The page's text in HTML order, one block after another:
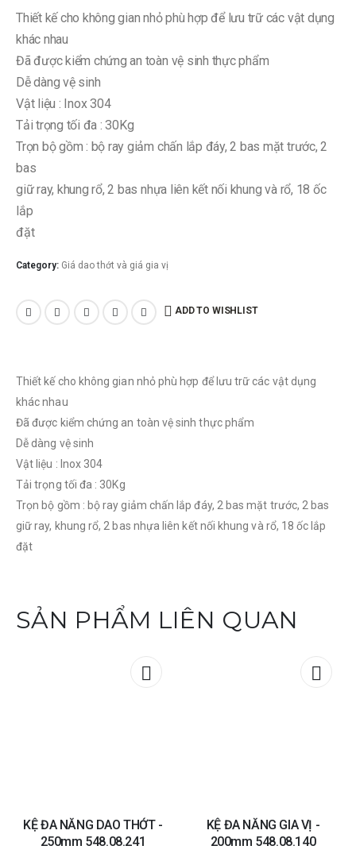
Thiết kế cho không gian nhỏ phù hợp để lưu trữ các vật dụng
khác nhau
Đã được kiểm chứng an toàn vệ sinh thực phẩm
Dễ dàng vệ sinh
Vật liệu : Inox 304
Tải trọng tối đa : 30Kg
Trọn bộ gồm : bộ ray giảm chấn lắp đáy, 2 bas mặt trước, 2
bas
giữ ray, khung rổ, 2 bas nhựa liên kết nối khung và rổ, 18 ốc
lắp
đặt
Category: Giá dao thớt và giá gia vị
ADD TO WISHLIST
Thiết kế cho không gian nhỏ phù hợp để lưu trữ các vật dụng
khác nhau
Đã được kiểm chứng an toàn vệ sinh thực phẩm
Dễ dàng vệ sinh
Vật liệu : Inox 304
Tải trọng tối đa : 30Kg
Trọn bộ gồm : bộ ray giảm chấn lắp đáy, 2 bas mặt trước, 2 bas
giữ ray, khung rổ, 2 bas nhựa liên kết nối khung và rổ, 18 ốc lắp
đặt
SẢN PHẨM LIÊN QUAN
KỆ ĐA NĂNG DAO THỚT -
250mm 548.08.241
KỆ ĐA NĂNG GIA VỊ -
200mm 548.08.140